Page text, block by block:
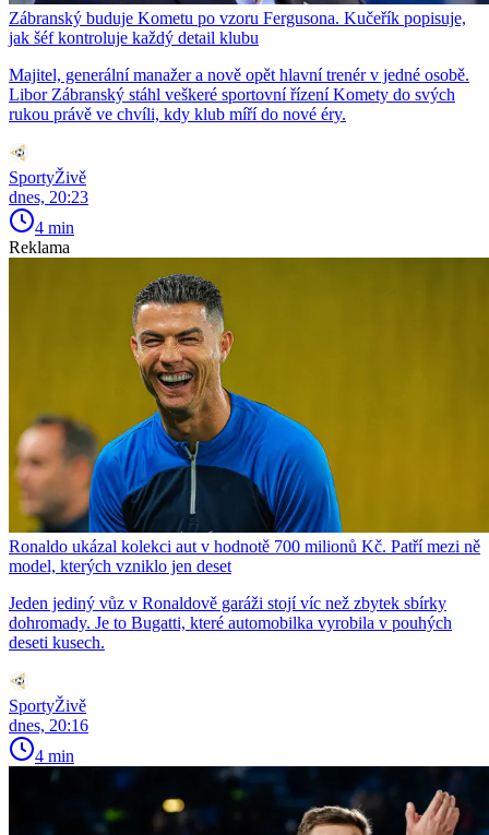
Zábranský buduje Kometu po vzoru Fergusona. Kučeřík popisuje,
jak šéf kontroluje každý detail klubu
Majitel, generální manažer a nově opět hlavní trenér v jedné osobě.
Libor Zábranský stáhl veškeré sportovní řízení Komety do svých
rukou právě ve chvíli, kdy klub míří do nové éry.
SportyŽivě
dnes, 20:23
4 min
Reklama
Ronaldo ukázal kolekci aut v hodnotě 700 milionů Kč. Patří mezi ně
model, kterých vzniklo jen deset
Jeden jediný vůz v Ronaldově garáži stojí víc než zbytek sbírky
dohromady. Je to Bugatti, které automobilka vyrobila v pouhých
deseti kusech.
SportyŽivě
dnes, 20:16
4 min